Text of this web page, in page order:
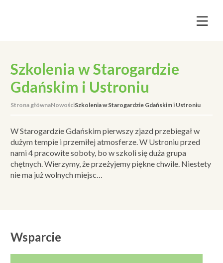
Szkolenia w Starogardzie
Gdańskim i Ustroniu
Strona głównaNowościSzkolenia w Starogardzie Gdańskim i Ustroniu
W Starogardzie Gdańskim pierwszy zjazd przebiegał w
dużym tempie i przemiłej atmosferze. W Ustroniu przed
nami 4 pracowite soboty, bo w szkoli się duża grupa
chętnych. Wierzymy, że przeżyjemy piękne chwile. Niestety
nie ma już wolnych miejsc…
Wsparcie